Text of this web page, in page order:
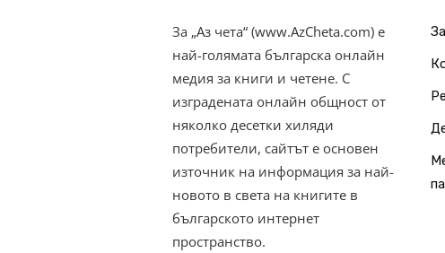
За „Аз чета“ (www.AzCheta.com) е
най-голямата българска онлайн
медия за книги и четене. С
изградената онлайн общност от
няколко десетки хиляди
потребители, сайтът е основен
източник на информация за най-
новото в света на книгите в
българското интернет
пространство.